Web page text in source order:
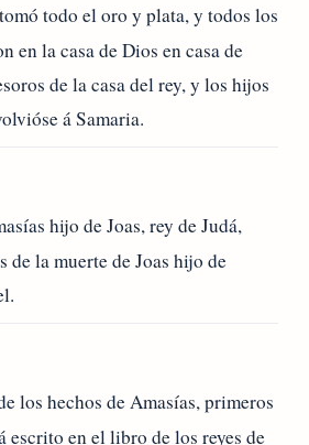
todo el oro y plata, y todos los
en la casa de Dios en casa de
de la casa del rey, y los hijos
á Samaria.
hijo de Joas, rey de Judá,
de la muerte de Joas hijo de
los hechos de Amasías, primeros
escrito en el libro de los reyes de